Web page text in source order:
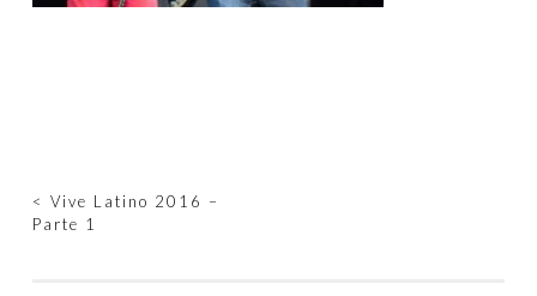
Navegación
de
< Vive Latino 2016 –
Parte 1